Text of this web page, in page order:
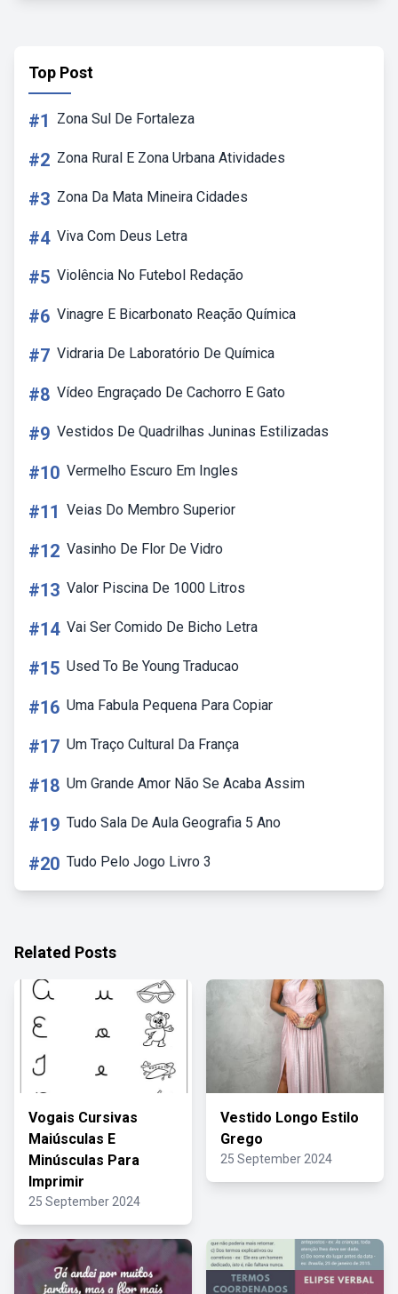
Top Post
#1 Zona Sul De Fortaleza
#2 Zona Rural E Zona Urbana Atividades
#3 Zona Da Mata Mineira Cidades
#4 Viva Com Deus Letra
#5 Violência No Futebol Redação
#6 Vinagre E Bicarbonato Reação Química
#7 Vidraria De Laboratório De Química
#8 Vídeo Engraçado De Cachorro E Gato
#9 Vestidos De Quadrilhas Juninas Estilizadas
#10 Vermelho Escuro Em Ingles
#11 Veias Do Membro Superior
#12 Vasinho De Flor De Vidro
#13 Valor Piscina De 1000 Litros
#14 Vai Ser Comido De Bicho Letra
#15 Used To Be Young Traducao
#16 Uma Fabula Pequena Para Copiar
#17 Um Traço Cultural Da França
#18 Um Grande Amor Não Se Acaba Assim
#19 Tudo Sala De Aula Geografia 5 Ano
#20 Tudo Pelo Jogo Livro 3
Related Posts
Vogais Cursivas
Maiúsculas E
Minúsculas Para
Imprimir
25 September 2024
Vestido Longo Estilo
Grego
25 September 2024